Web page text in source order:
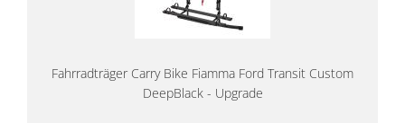
Fahrradträger Carry Bike Fiamma Ford Transit Custom
DeepBlack - Upgrade